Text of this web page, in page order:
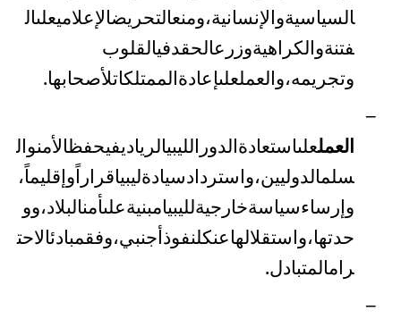
السياسيةوالإنسانية،ومنعالتحريضالإعلاميعلىال
فتنةوالكراهيةوزرعالحقدفيالقلوب
وتجريمه،والعملعلىإعادةالممتلكاتلأصحابها.
–
العملعلىاستعادةالدور الليبيالرياديفيحفظالأمنوال
سلمالدوليين،واستردادسيادةليبياقراراًوإقليماً،
وإرساءسياسةخارجيةلليبيامبنيةعلىأمنالبلاد،وو
حدتها،واستقلالهاعنكلنفوذأجنبي،وفقمبادئالاحت
رامالمتبادل.
–